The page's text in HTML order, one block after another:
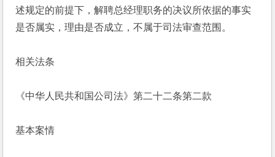
述规定的前提下，解聘总经理职务的决议所依据的事实
是否属实，理由是否成立，不属于司法审查范围。
相关法条
《中华人民共和国公司法》第二十二条第二款
基本案情